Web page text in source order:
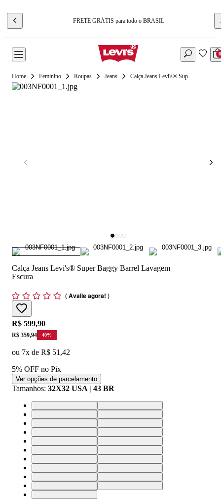
FRETE GRÁTIS para todo o BRASIL
0
Feminino Roupas Jeans Calça Jeans Levi's® Super Baggy Barrel Lavagem Escura
Calça Jeans Levi's® Super Baggy Barrel Lavagem
Escura
(Avalie agora! )
Original price:
R$ 599,90
Price:
R$ 359,94 40%
ou 7x de R$ 51,42
5% OFF no Pix
Ver opções de parcelamento
Tamanhos: 32X32 USA | 43 BR
25X32 USA | 36 BR26X32 USA | 37 BR
27X32 USA | 38 BR28X32 USA | 39 BR
29X32 USA | 40 BR30X32 USA | 41 BR
31X32 USA | 42 BR32X32 USA | 43 BR
33X32 USA | 44 BR34X32 USA | 46 BR
24X32 USA | 36 BR24X30 USA | 36 BR
25X30 USA | 36 BR26X30 USA | 37 BR
27X30 USA | 38 BR28X30 USA | 39 BR
29X30 USA | 40 BR30X30 USA | 41 BR
31X30 USA | 42 BR32X30 USA | 43 BR
33X30 USA | 44 BR